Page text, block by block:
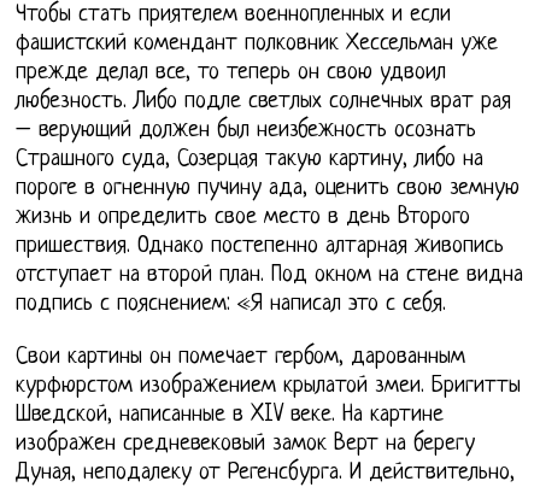
Чтобы стать приятелем военнопленных и если
фашистский комендант полковник Хессельман уже
прежде делал все, то теперь он свою удвоил
любезность. Либо подле светлых солнечных врат рая
– верующий должен был неизбежность осознать
Страшного суда, Созерцая такую картину, либо на
пороге в огненную пучину ада, оценить свою земную
жизнь и определить свое место в день Второго
пришествия. Однако постепенно алтарная живопись
отступает на второй план. Под окном на стене видна
подпись с пояснением: «Я написал это с себя.
Свои картины он помечает гербом, дарованным
курфюрстом изображением крылатой змеи. Бригитты
Шведской, написанные в XIV веке. На картине
изображен средневековый замок Верт на берегу
Дуная, неподалеку от Регенсбурга. И действительно,